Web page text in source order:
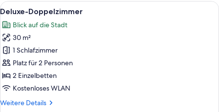
Alle
Fotos
für
Deluxe-
Doppelzimmer
anzeigen
Ein Hotelzimmer mit Bett,
5
Deluxe-Doppelzimmer
Blick auf die Stadt
30 m²
1 Schlafzimmer
Platz für 2 Personen
2 Einzelbetten
Kostenloses WLAN
Weitere Details
Weitere